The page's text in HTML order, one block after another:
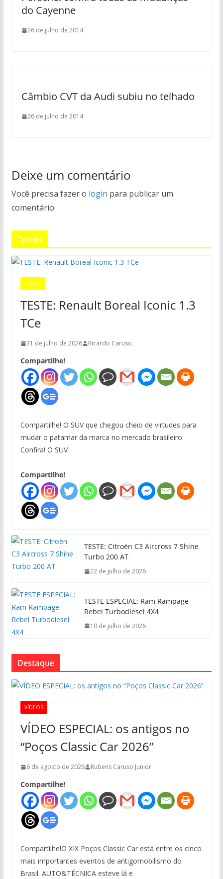
do Cayenne
26 de julho de 2014
Câmbio CVT da Audi subiu no telhado
26 de julho de 2014
Deixe um comentário
Você precisa fazer o login para publicar um
comentário.
Testes
TESTES
TESTE: Renault Boreal Iconic 1.3
TCe
31 de julho de 2026 Ricardo Caruso
Compartilhe!
Compartilhe! O SUV que chegou cheio de virtudes para
mudar o patamar da marca no mercado brasileiro.
Confira! O SUV
Compartilhe!
TESTE: Citroën C3 Aircross 7 Shine
Turbo 200 AT
22 de julho de 2026
TESTE ESPECIAL: Ram Rampage
Rebel Turbodiesel 4X4
10 de julho de 2026
Destaque
VÍDEOS
VÍDEO ESPECIAL: os antigos no
“Poços Classic Car 2026”
6 de agosto de 2026 Rubens Caruso Junior
Compartilhe!
Compartilhe!O XIX Poços Classic Car está entre os cinco
mais importantes eventos de antigomobilismo do
Brasil. AUTO&TÉCNICA esteve lá e